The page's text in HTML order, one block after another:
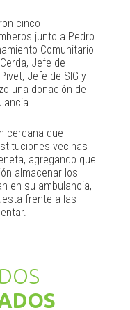
cinco
junto a Pedro
Comunitario
Jefe de
Jefe de SIG y
una donación de
cercana que
vecinas
agregando que
almacenar los
en su ambulancia,
frente a las